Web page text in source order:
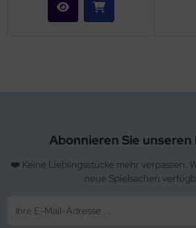
Abonnieren Sie
❤️ Keine Lieblingsstücke mehr verpassen.
neue Spielsachen